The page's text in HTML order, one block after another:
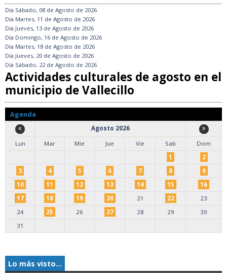
Día Sábado, 08 de Agosto de 2026
Día Martes, 11 de Agosto de 2026
Día Jueves, 13 de Agosto de 2026
Día Domingo, 16 de Agosto de 2026
Día Martes, 18 de Agosto de 2026
Día Jueves, 20 de Agosto de 2026
Día Sábado, 22 de Agosto de 2026
Actividades culturales de agosto en el
municipio de Vallecillo
Agenda
Agosto 2026
Lun
Mar Mie Jue Vie Sab
Dom
1
2
3
4 5 6 7 8
9
10
11 12 13 14 15
16
17
18 19 20 21 22
23
24
25 26 27 28 29
30
31
Lo más visto...